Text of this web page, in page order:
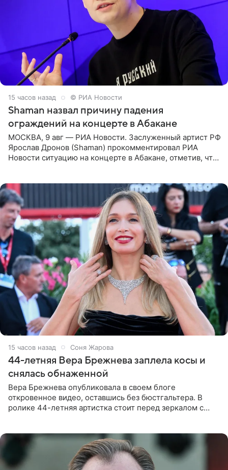
15 часов назад © РИА Новости
Shaman назвал причину падения
ограждений на концерте в Абакане
МОСКВА, 9 авг — РИА Новости. Заслуженный артист РФ
Ярослав Дронов (Shaman) прокомментировал РИА
Новости ситуацию на концерте в Абакане, отметив, что
15 часов назад Соня Жарова
44-летняя Вера Брежнева заплела косы и
снялась обнаженной
Вера Брежнева опубликовала в своем блоге
откровенное видео, оставшись без бюстгальтера. В
ролике 44-летняя артистка стоит перед зеркалом с